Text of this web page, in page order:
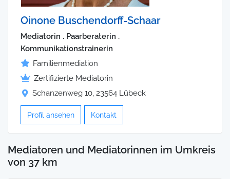
Oinone Buschendorff-Schaar
Mediatorin . Paarberaterin .
Kommunikationstrainerin
Familienmediation
Zertifizierte Mediatorin
Schanzenweg 10, 23564 Lübeck
Profil ansehen Kontakt
Mediatoren und Mediatorinnen im Umkreis
von 37 km